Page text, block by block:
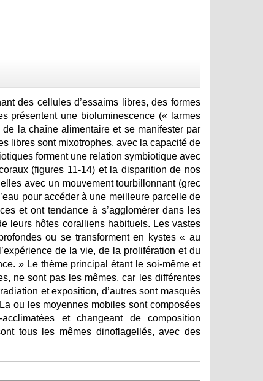
des cellules d’essaims libres, des formes
présentent une bioluminescence (« larmes
la chaîne alimentaire et se manifester par
libres sont mixotrophes, avec la capacité de
forment une relation symbiotique avec
(figures 11-14) et la disparition de nos
avec un mouvement tourbillonnant (grec
pour accéder à une meilleure parcelle de
et ont tendance à s’agglomérer dans les
leurs hôtes coralliens habituels. Les vastes
ou se transforment en kystes « au
de la vie, de la prolifération et du
» Le thème principal étant le soi-même et
ne sont pas les mêmes, car les différentes
et exposition, d’autres sont masqués
ou les moyennes mobiles sont composées
et changeant de composition
tous les mêmes dinoflagellés, avec des